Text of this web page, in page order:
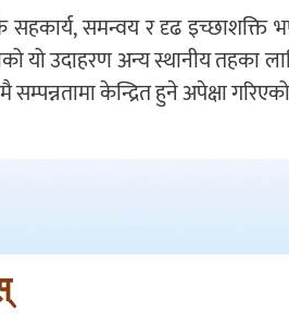
समन्वय र दृढ इच्छाशक्ति
यो उदाहरण अन्य स्थानीय तहका
केन्द्रित हुने अपेक्षा